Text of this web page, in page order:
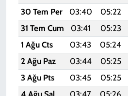
30 Tem Per
03:40 05:22
31 Tem Cum
03:41 05:23
1 Ağu Cts
03:43 05:24
2 Ağu Paz
03:44 05:25
3 Ağu Pts
03:45 05:25
4 Ağu Sal
03:47 05:26